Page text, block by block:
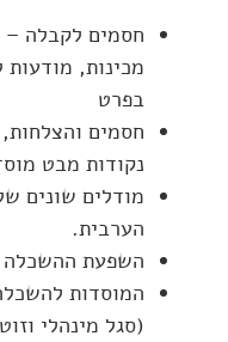
חסמים לקבלה –
מכינות,
בפרט
חסמים
נקודות מבט
מודלים שונים
הערבית.
השפעת ההשכלה
המוסדות
(סגל מינהלי